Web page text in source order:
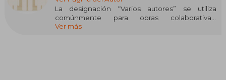
La designación “Varios autores” se utiliza
comúnmente para obras colaborativas,
antologías o proyectos editoriales en los que
Ver más